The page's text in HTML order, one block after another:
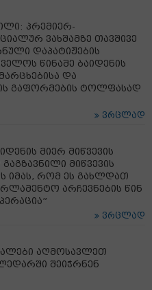
პრემიერ-
ვახშამზე თავშივე
დაპატიჟების
წინაშე ბაიდენის
და
გაფორმების ტოლფასად
ვრცლად
მიერ მიწვევის
მიწვევის
იმას, რომ ეს გახლდათ
არჩევნების წინ
ვრცლად
აღმოსავლეთ
შეიჭრნენ